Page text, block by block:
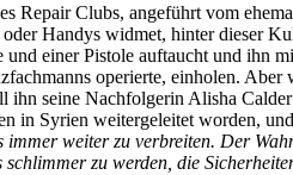
Repair Clubs, angeführt vom
Handys widmet, hinter dieser
einer Pistole auftaucht und ihn
operierte, einholen.
seine Nachfolgerin Alisha
in Syrien weitergeleitet worden,
immer weiter zu verbreiten. Der
schlimmer zu werden, die